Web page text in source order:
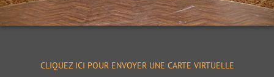
CLIQUEZ ICI POUR ENVOYER UNE CARTE VIRTUELLE